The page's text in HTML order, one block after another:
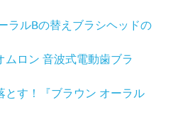
ラルBの替えブラシヘッドの
ロン 音波式電動歯ブラ
とす！『ブラウン オーラル